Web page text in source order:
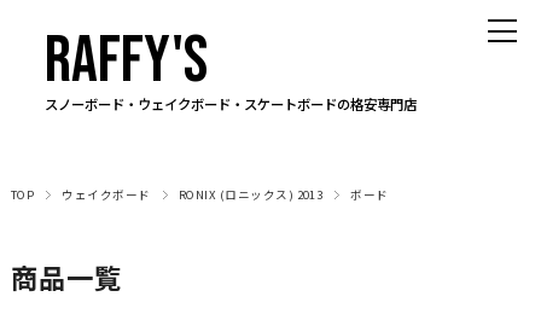
スノーボード・ウェイクボード・スケートボードの格安専門店
RAFFY'S
TOP ウェイクボード RONIX (ロニックス) 2013 ボード
商品一覧